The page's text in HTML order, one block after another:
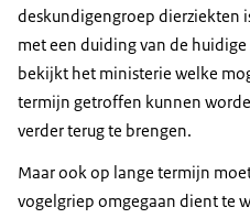
deskundigengroep dierziekten
met een duiding van de
bekijkt het ministerie welke
termijn getroffen kunnen
verder terug te brengen.
Maar ook op lange termijn
vogelgriep omgegaan dient te